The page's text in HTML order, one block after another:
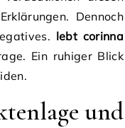
Dennoch
lebt corinna
Ein ruhiger Blick
und